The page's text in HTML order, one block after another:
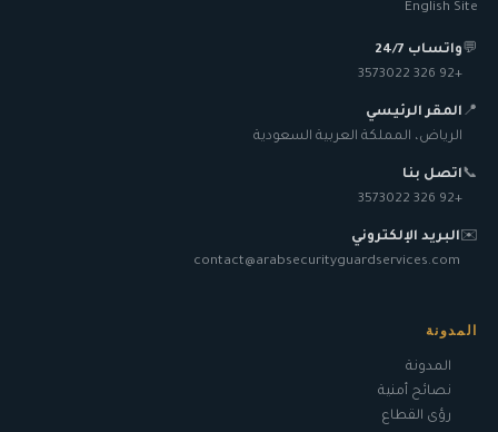
English Site
💬واتساب 24/7
+92 326 3573022
📍 المقر الرئيسي
الرياض، المملكة العربية السعودية
📞اتصل بنا
+92 326 3573022
✉️البريد الإلكتروني
contact@arabsecurityguardservices.com
المدونة
المدونة
نصائح أمنية
رؤى القطاع